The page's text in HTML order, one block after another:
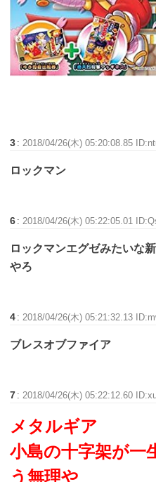
3 : 2018/04/26(木) 05:20:08.85
ロックマン
6 : 2018/04/26(木) 05:22:05.01
ロックマンエグゼみたいな
やろ
4 : 2018/04/26(木) 05:21:32.13
ブレスオブファイア
7 : 2018/04/26(木) 05:22:12.60
メタルギア
小島の十字架が一
う無理や